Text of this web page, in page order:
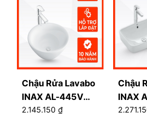
Chậu Rửa Lavabo
INAX AL-445V
(AL445V) Aqua
2.145.150 ₫
Chậu
INAX